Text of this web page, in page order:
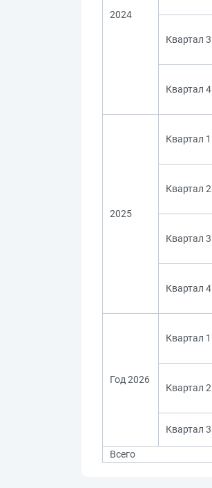
2024
Квартал 3
Квартал 4
2025
Квартал 1
Квартал 2
Квартал 3
Квартал 4
Год 2026
Квартал 1
Квартал 2
Квартал 3
Всего